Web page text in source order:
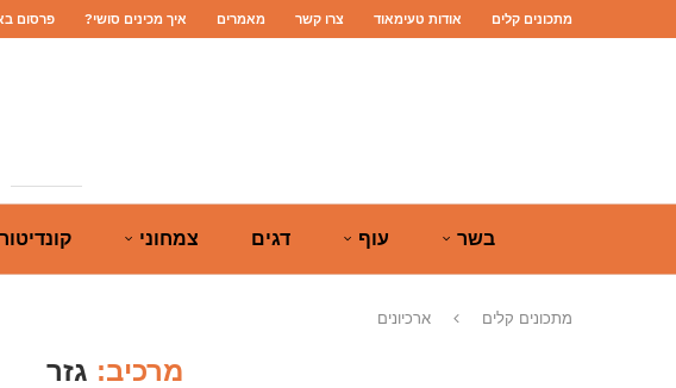
מתכונים קלים אודות טעימאוד צרו קשר מאמרים איך מכינים סושי? פרסום
בשר עוף דגים צמחוני
מתכונים קלים ארכיונים
מרכיב: גזר